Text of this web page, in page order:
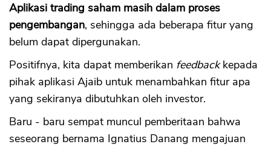
Aplikasi trading saham masih dalam proses
pengembangan, sehingga ada beberapa fitur yang
belum dapat dipergunakan.
Positifnya, kita dapat memberikan feedbackkepada
pihak aplikasi Ajaib untuk menambahkan fitur apa
yang sekiranya dibutuhkan oleh investor.
Baru - baru sempat muncul pemberitaan bahwa
seseorang bernama Ignatius Danang mengajuan